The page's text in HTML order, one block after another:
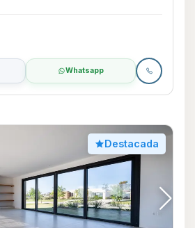
Whatsapp
Destacada